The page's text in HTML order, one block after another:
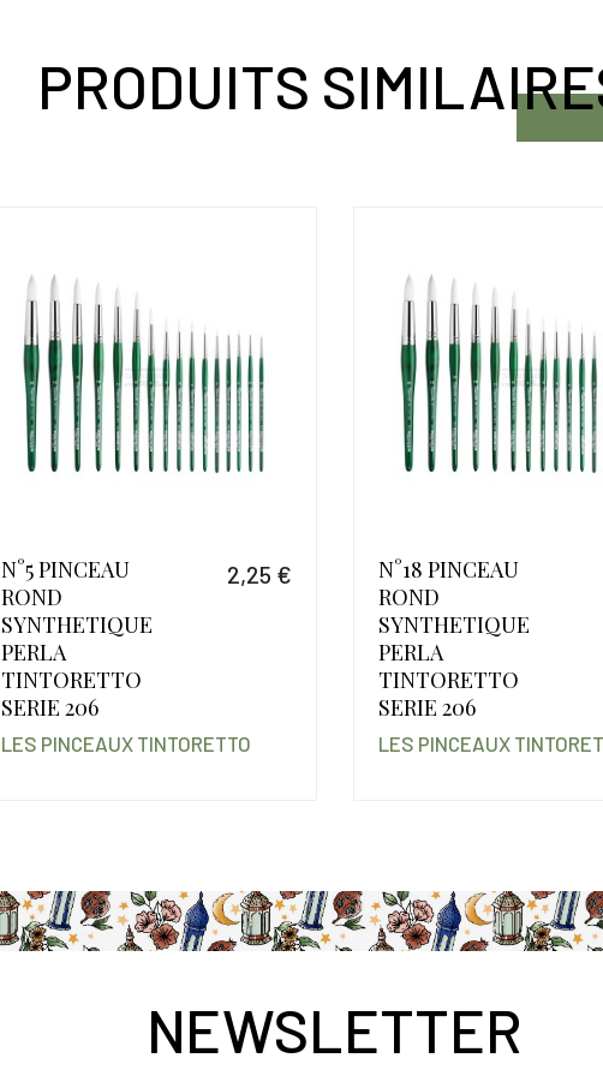
PRODUITS
N°5 PINCEAU
ROND
SYNTHETIQUE
PERLA
TINTORETTO
SERIE 206
2,25 €
LES PINCEAUX TINTORETTO
N°18 PINCEAU
ROND
SYNTHETIQUE
PERLA
TINTORETTO
SERIE 206
LES PINCEAUX
NEWSLETTER